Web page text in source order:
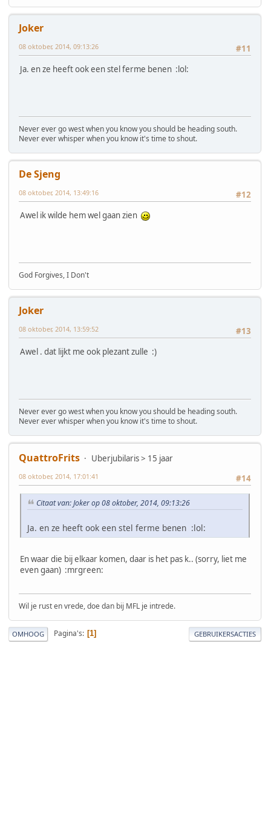
Joker
#11
08 oktober, 2014, 09:13:26
Ja. en ze heeft ook een stel ferme benen :lol:
Never ever go west when you know you should be heading south.
Never ever whisper when you know it's time to shout.
De Sjeng
#12
08 oktober, 2014, 13:49:16
Awel ik wilde hem wel gaan zien
God Forgives, I Don't
Joker
#13
08 oktober, 2014, 13:59:52
Awel . dat lijkt me ook plezant zulle :)
Never ever go west when you know you should be heading south.
Never ever whisper when you know it's time to shout.
QuattroFrits
Uberjubilaris > 15 jaar
#14
08 oktober, 2014, 17:01:41
Citaat van: Joker op 08 oktober, 2014, 09:13:26
Ja. en ze heeft ook een stel ferme benen :lol:
En waar die bij elkaar komen, daar is het pas k.. (sorry, liet me
even gaan) :mrgreen:
Wil je rust en vrede, doe dan bij MFL je intrede.
OMHOOG Pagina's 1 GEBRUIKERSACTIES